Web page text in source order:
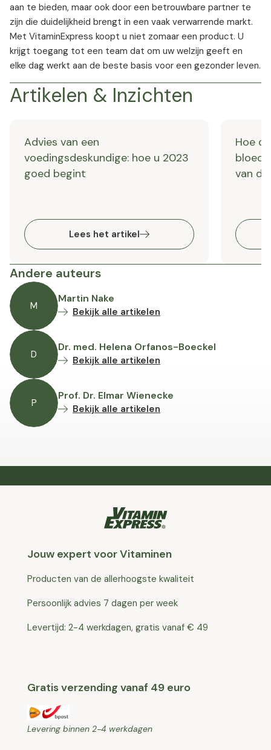
aan te bieden, maar ook door een betrouwbare partner te
zijn die duidelijkheid brengt in een vaak verwarrende markt.
Met VitaminExpress koopt u niet zomaar een product. U
krijgt toegang tot een team dat om uw welzijn geeft en
elke dag werkt aan de beste basis voor een gezonder leven.
Artikelen & Inzichten
Advies van een
voedingsdeskundige: hoe u 2023
goed begint
Lees het artikel
Hoe
van
Andere auteurs
M
Martin Nake
Bekijk alle artikelen
D
Dr. med. Helena Orfanos-Boeckel
Bekijk alle artikelen
P
Prof. Dr. Elmar Wienecke
Bekijk alle artikelen
Jouw expert voor Vitaminen
Producten van de allerhoogste kwaliteit
Persoonlijk advies 7 dagen per week
Levertijd: 2-4 werkdagen, gratis vanaf € 49
Gratis verzending vanaf 49 euro
Levering binnen 2-4 werkdagen